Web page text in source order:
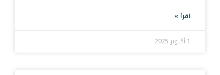
اقرأ »
1 أكتوبر 2025